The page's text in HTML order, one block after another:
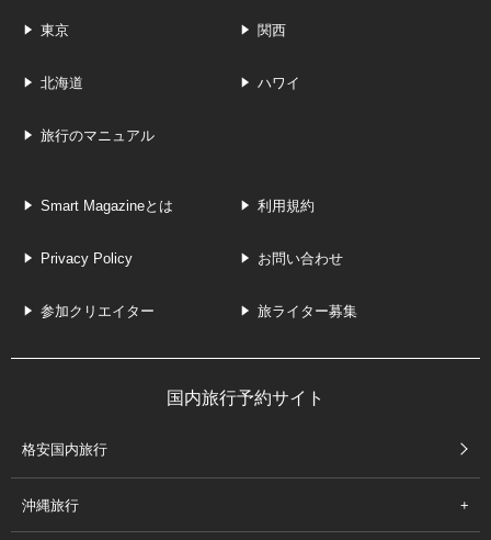
東京 関西
北海道 ハワイ
旅行のマニュアル
Smart Magazineとは 利用規約
Privacy Policy お問い合わせ
参加クリエイター 旅ライター募集
国内旅行予約サイト
格安国内旅行
沖縄旅行